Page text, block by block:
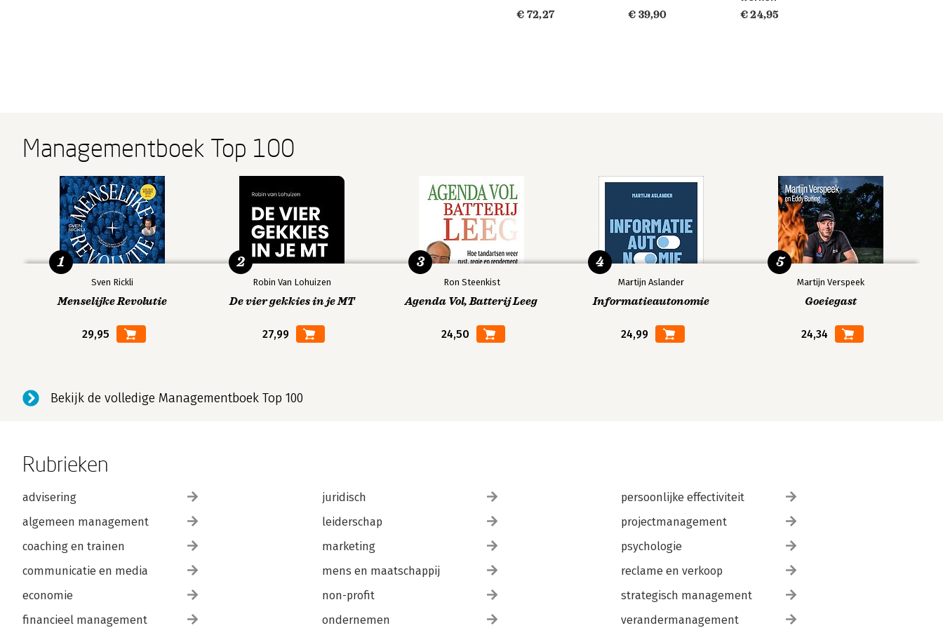
€ 72,27 € 39,90
€ 24,95
Managementboek Top 100
Sven Rickli
Menselijke Revolutie
29,95
1
Robin Van Lohuizen
De vier gekkies in je MT
27,99
2
Ron Steenkist
Agenda Vol, Batterij Leeg
24,50
3
Martijn Aslander
Informatieautonomie
24,99
4
Martijn Verspeek
Goeiegast
24,34
5
Bekijk de volledige Managementboek Top 100
Rubrieken
advisering
algemeen management
coaching en trainen
communicatie en media
economie
financieel management
juridisch
leiderschap
marketing
mens en maatschappij
non-profit
ondernemen
persoonlijke effectiviteit
projectmanagement
psychologie
reclame en verkoop
strategisch management
verandermanagement